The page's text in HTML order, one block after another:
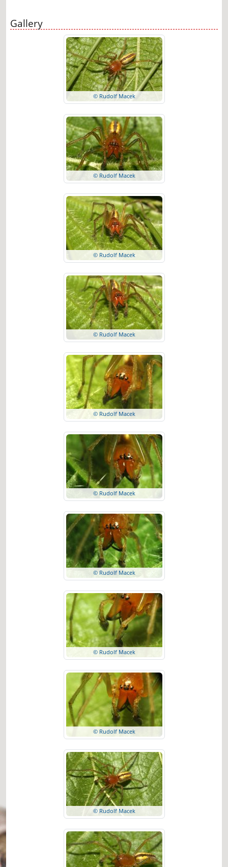
Gallery
© Rudolf Macek
© Rudolf Macek
© Rudolf Macek
© Rudolf Macek
© Rudolf Macek
© Rudolf Macek
© Rudolf Macek
© Rudolf Macek
© Rudolf Macek
© Rudolf Macek